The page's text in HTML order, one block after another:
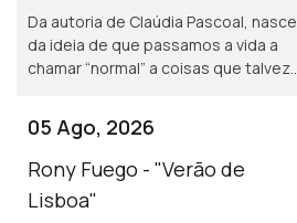
Da autoria de Claúdia Pascoal, nasce
da ideia de que passamos a vida a
chamar “normal” a coisas que talvez
05 Ago, 2026
Rony Fuego - "Verão de
Lisboa"